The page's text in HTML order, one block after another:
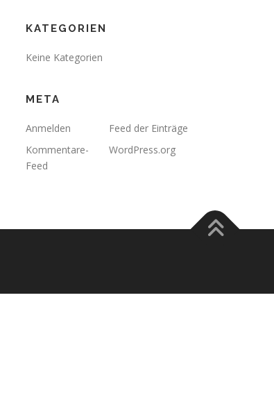
KATEGORIEN
Keine Kategorien
META
Anmelden
Feed der Einträge
Kommentare-
Feed
WordPress.org